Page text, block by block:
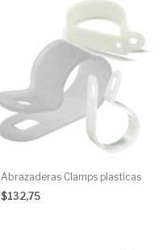
Abrazaderas Clamps plasticas
$132,75